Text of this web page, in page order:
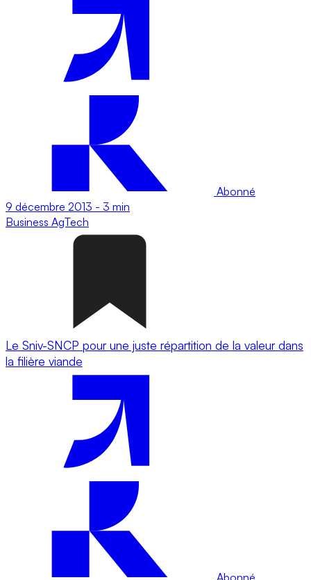
Abonné
9 décembre 2013 - 3 min
Business AgTech
Le Sniv-SNCP pour une juste répartition de la valeur dans
la filière viande
Abonné